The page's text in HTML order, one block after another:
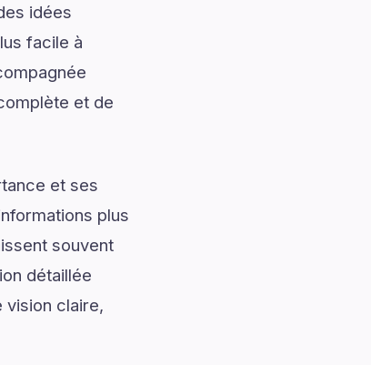
idées
facile à
et de
et ses
plus
souvent
détaillée
vision claire,